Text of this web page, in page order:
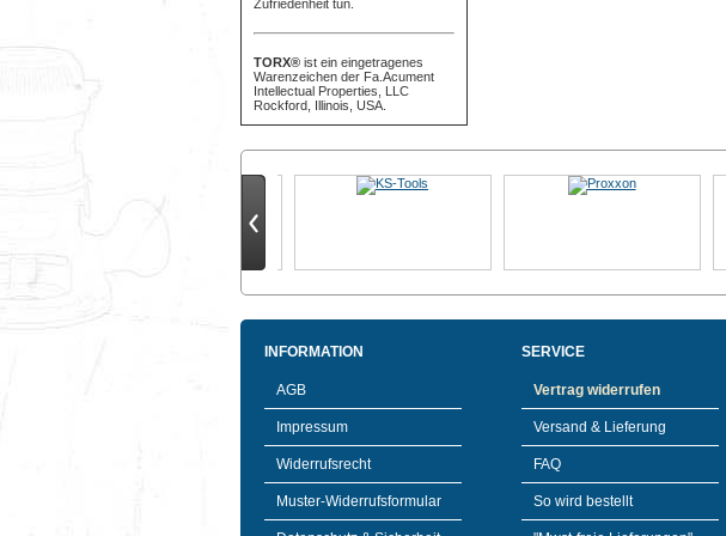
Zufriedenheit tun.
TORX® ist ein eingetragenes
Warenzeichen der Fa.Acument
Intellectual Properties, LLC
Rockford, Illinois, USA.
INFORMATION
AGB
Impressum
Widerrufsrecht
Muster-Widerrufsformular
SERVICE
Vertrag widerrufen
Versand & Lieferung
FAQ
So wird bestellt